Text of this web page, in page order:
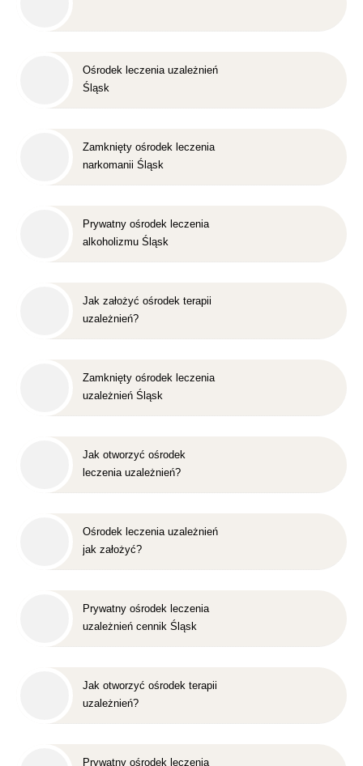
Ośrodek leczenia uzależnień
Śląsk
Zamknięty ośrodek leczenia
narkomanii Śląsk
Prywatny ośrodek leczenia
alkoholizmu Śląsk
Jak założyć ośrodek terapii
uzależnień?
Zamknięty ośrodek leczenia
uzależnień Śląsk
Jak otworzyć ośrodek
leczenia uzależnień?
Ośrodek leczenia uzależnień
jak założyć?
Prywatny ośrodek leczenia
uzależnień cennik Śląsk
Jak otworzyć ośrodek terapii
uzależnień?
Prywatny ośrodek leczenia